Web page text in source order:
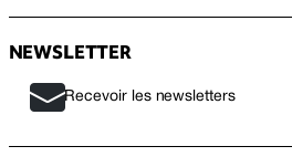
NEWSLETTER
Recevoir les newsletters